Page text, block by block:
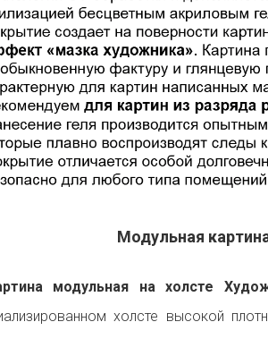
Модульная
модульная на холсте
холсте высокой